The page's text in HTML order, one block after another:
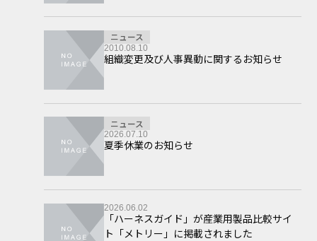
ニュース
2010.08.10
組織変更及び人事異動に関するお知らせ
ニュース
2026.07.10
夏季休業のお知らせ
2026.06.02
「ハーネスガイド」が産業用製品比較サイ
ト「メトリー」に掲載されました